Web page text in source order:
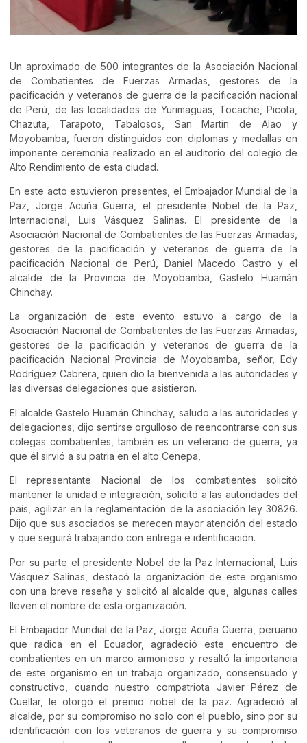
Un aproximado de 500 integrantes de la Asociación Nacional
de Combatientes de Fuerzas Armadas, gestores de la
pacificación y veteranos de guerra de la pacificación nacional
de Perú, de las localidades de Yurimaguas, Tocache, Picota,
Chazuta, Tarapoto, Tabalosos, San Martín de Alao y
Moyobamba, fueron distinguidos con diplomas y medallas en
imponente ceremonia realizado en el auditorio del colegio de
Alto Rendimiento de esta ciudad.
En este acto estuvieron presentes, el Embajador Mundial de la
Paz, Jorge Acuña Guerra, el presidente Nobel de la Paz,
Internacional, Luis Vásquez Salinas. El presidente de la
Asociación Nacional de Combatientes de las Fuerzas Armadas,
gestores de la pacificación y veteranos de guerra de la
pacificación Nacional de Perú, Daniel Macedo Castro y el
alcalde de la Provincia de Moyobamba, Gastelo Huamán
Chinchay.
La organización de este evento estuvo a cargo de la
Asociación Nacional de Combatientes de las Fuerzas Armadas,
gestores de la pacificación y veteranos de guerra de la
pacificación Nacional Provincia de Moyobamba, señor, Edy
Rodríguez Cabrera, quien dio la bienvenida a las autoridades y
las diversas delegaciones que asistieron.
El alcalde Gastelo Huamán Chinchay, saludo a las autoridades y
delegaciones, dijo sentirse orgulloso de reencontrarse con sus
colegas combatientes, también es un veterano de guerra, ya
que él sirvió a su patria en el alto Cenepa,
El representante Nacional de los combatientes solicitó
mantener la unidad e integración, solicitó a las autoridades del
país, agilizar en la reglamentación de la asociación ley 30826.
Dijo que sus asociados se merecen mayor atención del estado
y que seguirá trabajando con entrega e identificación.
Por su parte el presidente Nobel de la Paz Internacional, Luis
Vásquez Salinas, destacó la organización de este organismo
con una breve reseña y solicitó al alcalde que, algunas calles
lleven el nombre de esta organización.
El Embajador Mundial de la Paz, Jorge Acuña Guerra, peruano
que radica en el Ecuador, agradeció este encuentro de
combatientes en un marco armonioso y resaltó la importancia
de este organismo en un trabajo organizado, consensuado y
constructivo, cuando nuestro compatriota Javier Pérez de
Cuellar, le otorgó el premio nobel de la paz. Agradeció al
alcalde, por su compromiso no solo con el pueblo, sino por su
identificación con los veteranos de guerra y su compromiso